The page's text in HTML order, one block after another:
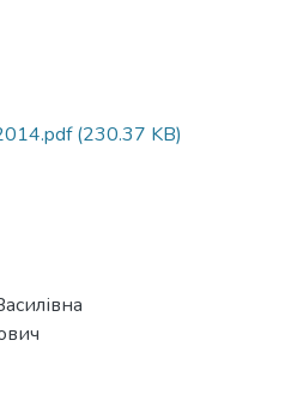
(230.37 KB)